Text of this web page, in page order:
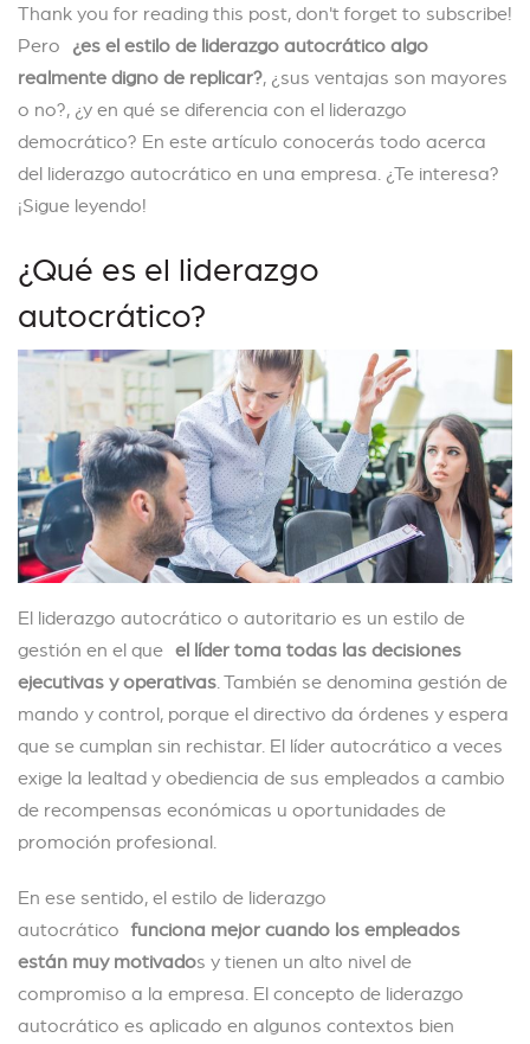
Thank you for reading this post, don't forget to subscribe!
Pero ¿es el estilo de liderazgo autocrático algo
realmente digno de replicar?, ¿sus ventajas son mayores
o no?, ¿y en qué se diferencia con el liderazgo
democrático? En este artículo conocerás todo acerca
del liderazgo autocrático en una empresa. ¿Te interesa?
¡Sigue leyendo!
¿Qué es el liderazgo
autocrático?
El liderazgo autocrático o autoritario es un estilo de
gestión en el que el líder toma todas las decisiones
ejecutivas y operativas. También se denomina gestión de
mando y control, porque el directivo da órdenes y espera
que se cumplan sin rechistar. El líder autocrático a veces
exige la lealtad y obediencia de sus empleados a cambio
de recompensas económicas u oportunidades de
promoción profesional.
En ese sentido, el estilo de liderazgo
autocrático funciona mejor cuando los empleados
están muy motivados y tienen un alto nivel de
compromiso a la empresa. El concepto de liderazgo
autocrático es aplicado en algunos contextos bien